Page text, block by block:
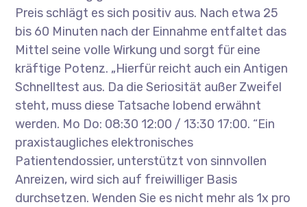
Preis schlägt es sich positiv aus. Nach etwa 25
bis 60 Minuten nach der Einnahme entfaltet das
Mittel seine volle Wirkung und sorgt für eine
kräftige Potenz. „Hierfür reicht auch ein Antigen
Schnelltest aus. Da die Seriosität außer Zweifel
steht, muss diese Tatsache lobend erwähnt
werden. Mo Do: 08:30 12:00 / 13:30 17:00. “Ein
praxistaugliches elektronisches
Patientendossier, unterstützt von sinnvollen
Anreizen, wird sich auf freiwilliger Basis
durchsetzen. Wenden Sie es nicht mehr als 1x pro